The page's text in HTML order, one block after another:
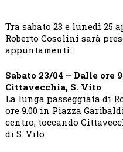
Tra sabato 23 e lunedì 25
Roberto Cosolini sarà
appuntamenti:
Sabato 23/04 – Dalle ore
Cittavecchia, S. Vito
La lunga passeggiata di
ore 9.00 in Piazza
centro, toccando
di S. Vito